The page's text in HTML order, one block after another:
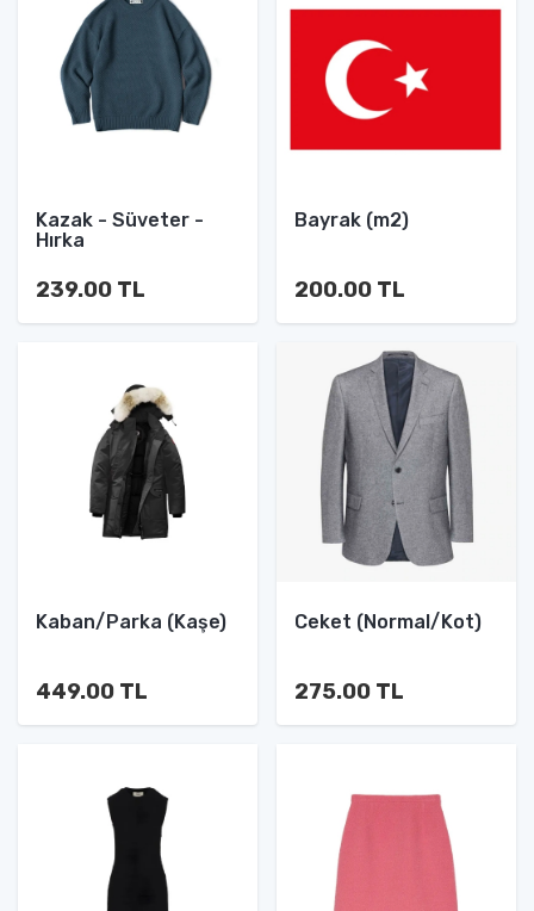
Kazak - Süveter -
Hırka
239.00 TL
Bayrak (m2)
200.00 TL
Kaban/Parka (Kaşe)
449.00 TL
Ceket (Normal/Kot)
275.00 TL